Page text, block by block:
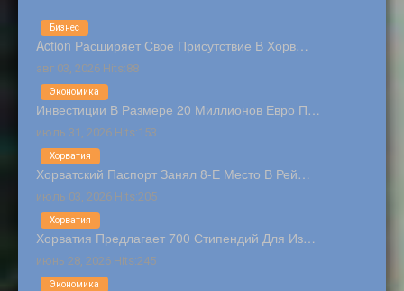
Action Расширяет Свое Присутствие В Хорв…
авг 03, 2026 Hits:88
Бизнес
Инвестиции В Размере 20 Миллионов Евро П…
июль 31, 2026 Hits:153
Экономика
Хорватский Паспорт Занял 8-Е Место В Рей…
июль 03, 2026 Hits:205
Хорватия
Хорватия Предлагает 700 Стипендий Для Из…
июнь 28, 2026 Hits:245
Хорватия
Экономика